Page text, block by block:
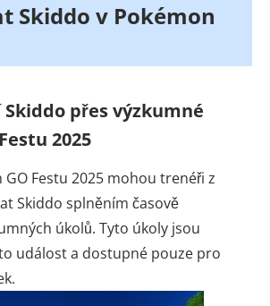
Skiddo v Pokémon
přes výzkumné
2025
GO Festu 2025 mohou trenéři z
Skiddo splněním časově
úkolů. Tyto úkoly jsou
událost a dostupné pouze pro